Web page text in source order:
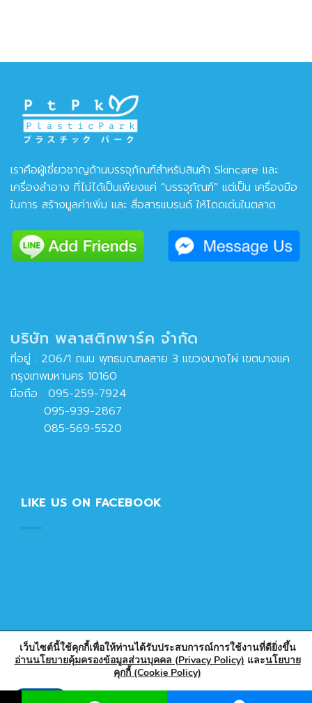
เราคือผู้เชี่ยวชาญด้านบรรจุภัณฑ์สำหรับสินค้า Skincare และ
เครื่องสำอาง ที่ไม่ได้เป็นเพียงแค่ “บรรจุภัณฑ์” แต่เป็น เครื่องมือ
ในการ สร้างมูลค่าเพิ่ม และ สื่อสารแบรนด์ ให้โดดเด่นในตลาด
บริษัท พลาสติกพาร์ค จำกัด
ที่อยู่ : 206/1 ถนน พุทธมณฑลสาย 3 แขวงบางไผ่ เขตบางแค
กรุงเทพมหานคร 10160
มือถือ : 095-259-7924
095-939-2867
085-569-5520
LIKE US ON FACEBOOK
Copyright 2026 © Designed & Developed by PlasticPark
Store
เว็บไซต์นี้ใช้คุกกี้เพื่อให้ท่านได้รับประสบการณ์การใช้งานที่ดียิ่งขึ้น
อ่านนโยบายคุ้มครองข้อมูลส่วนบุคคล (Privacy Policy) และนโยบาย
คุกกี้ (Cookie Policy)